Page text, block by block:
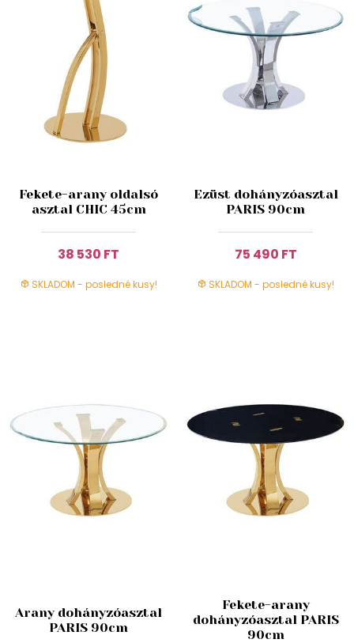
Fekete-arany oldalsó
asztal CHIC 45cm
38 530 FT
SKLADOM - posledné kusy!
Ezüst dohányzóasztal
PARIS 90cm
75 490 FT
SKLADOM - posledné kusy!
Arany dohányzóasztal
PARIS 90cm
Fekete-arany
dohányzóasztal PARIS
90cm